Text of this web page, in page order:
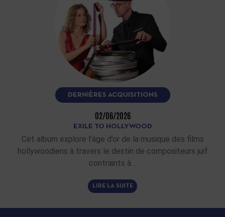
DERNIÈRES ACQUISITIONS
02/06/2026
EXILE TO HOLLYWOOD
Cet album explore l’âge d’or de la musique des films
hollywoodiens à travers le destin de compositeurs juif
contraints à…
LIRE LA SUITE